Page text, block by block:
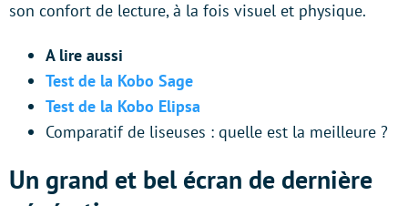
son confort de lecture, à la fois visuel et physique.
A lire aussi
Test de la Kobo Sage
Test de la Kobo Elipsa
Comparatif de liseuses : quelle est la meilleure ?
Un grand et bel écran de dernière